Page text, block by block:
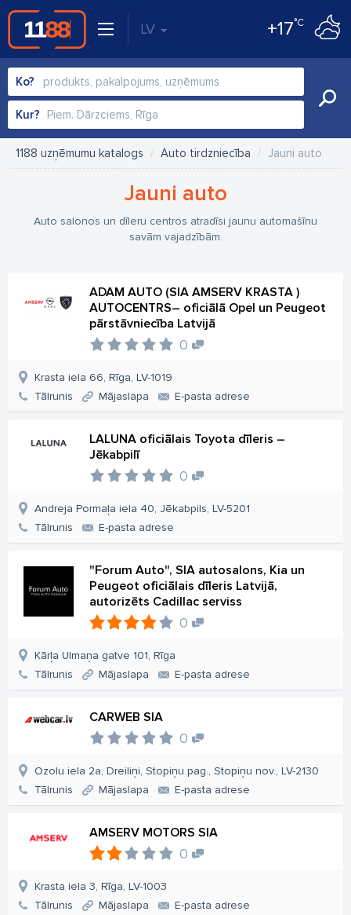
LV +17°C
Ko?
Kur?
1188 uzņēmumu katalogs Auto tirdzniecība Jauni auto
Jauni auto
Auto salonos un dīleru centros atradīsi jaunu automašīnu
savām vajadzībām.
ADAM AUTO (SIA AMSERV KRASTA )
AUTOCENTRS– oficiālā Opel un Peugeot
pārstāvniecība Latvijā
0
Krasta iela 66, Rīga, LV-1019
Tālrunis
Mājaslapa E-pasta adrese
LALUNA oficiālais Toyota dīleris –
Jēkabpilī
0
Andreja Pormaļa iela 40, Jēkabpils, LV-5201
Tālrunis
E-pasta adrese
"Forum Auto", SIA autosalons, Kia un
Peugeot oficiālais dīleris Latvijā,
autorizēts Cadillac serviss
0
Kārļa Ulmaņa gatve 101, Rīga
Tālrunis
Mājaslapa E-pasta adrese
CARWEB SIA
0
Ozolu iela 2a, Dreiliņi, Stopiņu pag., Stopiņu nov., LV-2130
Tālrunis
Mājaslapa E-pasta adrese
AMSERV MOTORS SIA
0
Krasta iela 3, Rīga, LV-1003
Tālrunis
Mājaslapa E-pasta adrese